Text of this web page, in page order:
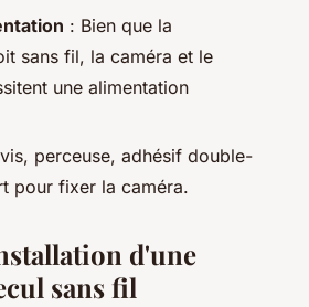
: Bien que la
sans fil, la caméra et le
une alimentation
perceuse, adhésif double-
pour fixer la caméra.
d'une
sans fil